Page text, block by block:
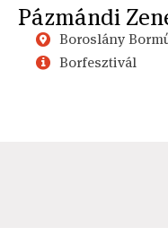
Pázmándi
Boroslány
Borfesztivál